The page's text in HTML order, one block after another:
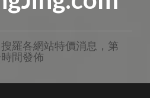
羅各網站特價消息，第
間發佈